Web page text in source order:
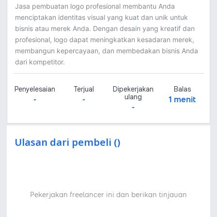
Jasa pembuatan logo profesional membantu Anda
menciptakan identitas visual yang kuat dan unik untuk
bisnis atau merek Anda. Dengan desain yang kreatif dan
profesional, logo dapat meningkatkan kesadaran merek,
membangun kepercayaan, dan membedakan bisnis Anda
dari kompetitor.
Penyelesaian
-
Terjual
-
Dipekerjakan
ulang
-
Balas
1 menit
Ulasan dari pembeli ()
Pekerjakan freelancer ini dan berikan tinjauan